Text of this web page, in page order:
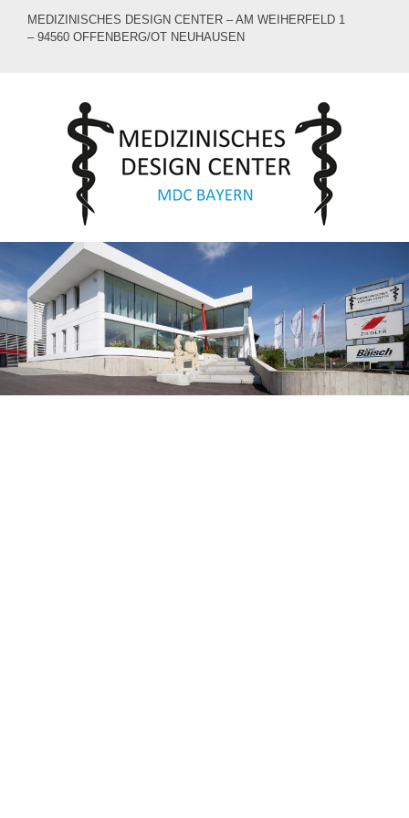
MEDIZINISCHES DESIGN CENTER – AM WEIHERFELD 1
– 94560 OFFENBERG/OT NEUHAUSEN